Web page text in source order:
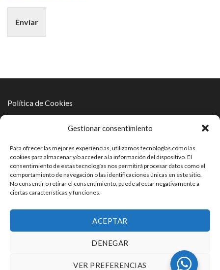
Gestionar consentimiento
Para ofrecer las mejores experiencias, utilizamos tecnologías como las
cookies para almacenar y/o acceder a la información del dispositivo. El
consentimiento de estas tecnologías nos permitirá procesar datos como el
comportamiento de navegación o las identificaciones únicas en este sitio.
No consentir o retirar el consentimiento, puede afectar negativamente a
ciertas características y funciones.
ACEPTAR
DENEGAR
VER PREFERENCIAS
Enviar
Política de Cookies
Aviso Legal